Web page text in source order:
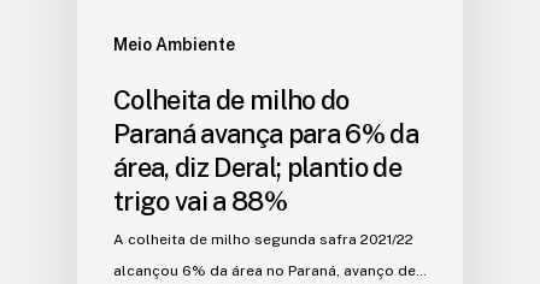
Meio Ambiente
Colheita de milho do
Paraná avança para 6% da
área, diz Deral; plantio de
trigo vai a 88%
A colheita de milho segunda safra 2021/22
alcançou 6% da área no Paraná, avanço de…